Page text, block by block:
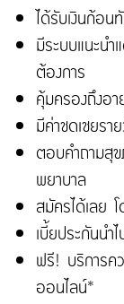
ได้รับเงินก้อ
มีระบบแนะน
ต้องการ
คุ้มครองถึงอ
มีค่าชดเชยร
ตอบคำถามสุ
พยาบาล
สมัครได้เลย
เบี้ยประกันน
ฟรี! บริการค
ออนไลน์*